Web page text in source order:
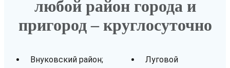
любой район города и
пригород – круглосуточно
Внуковский район; Луговой